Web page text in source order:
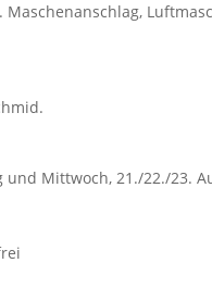
Maschenanschlag,
und Mittwoch, 21./22./23.